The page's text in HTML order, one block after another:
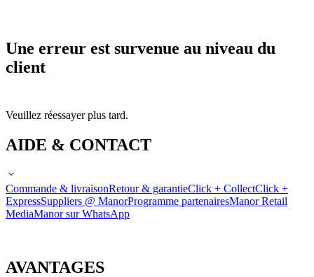
Une erreur est survenue au niveau du
client
Veuillez réessayer plus tard.
AIDE & CONTACT
Commande & livraisonRetour & garantieClick + CollectClick +
ExpressSuppliers @ ManorProgramme partenairesManor Retail
MediaManor sur WhatsApp
AVANTAGES